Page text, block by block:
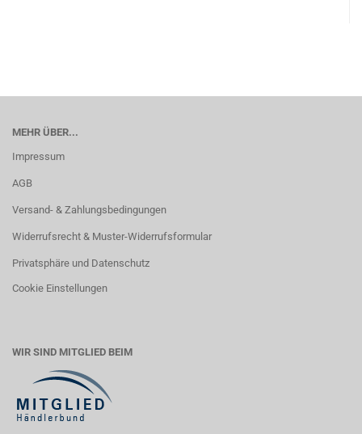
MEHR ÜBER...
Impressum
AGB
Versand- & Zahlungsbedingungen
Widerrufsrecht & Muster-Widerrufsformular
Privatsphäre und Datenschutz
Cookie Einstellungen
WIR SIND MITGLIED BEIM